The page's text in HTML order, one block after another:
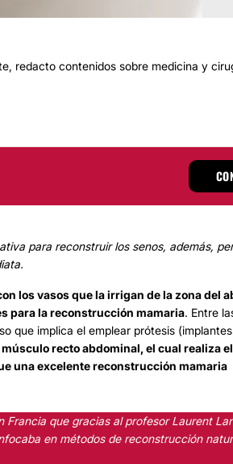
redacto contenidos sobre medicina y
para reconstruir los senos, además,
los vasos que la irrigan de la zona del
para lareconstrucción mamaria. Entre
que implica el emplear prótesis (
recto abdominal, el cual realiza
una excelente reconstrucción mamaria
que gracias al profesor Laurent
en métodos de reconstrucción